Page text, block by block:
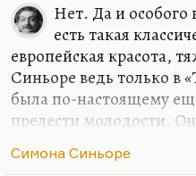
Нет. Да и особого
есть такая
европейская красота,
Синьоре ведь только в
была по-настоящему
прелести молодости.
красива, она была
Симона Синьоре